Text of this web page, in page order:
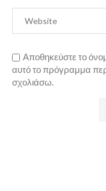
Αποθηκεύστε το
αυτό το πρόγραμμα
σχολιάσω.